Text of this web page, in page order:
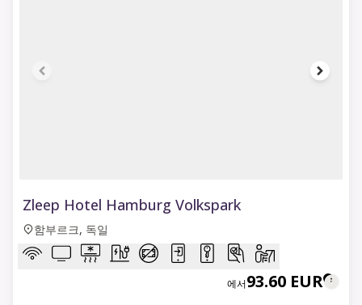
Zleep Hotel Hamburg Volkspark
함부르크, 독일
에서93.60 EUR